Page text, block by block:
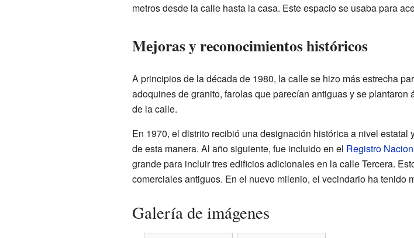
metros desde la calle hasta la casa. Este espacio se usaba para
Mejoras y reconocimientos históricos
A principios de la década de 1980, la calle se hizo más estrecha
adoquines de granito, farolas que parecían antiguas y se
de la calle.
En 1970, el distrito recibió una designación histórica a nivel
de esta manera. Al año siguiente, fue incluido en el Registro
grande para incluir tres edificios adicionales en la calle Tercera.
comerciales antiguos. En el nuevo milenio, el vecindario ha tenido
Galería de imágenes